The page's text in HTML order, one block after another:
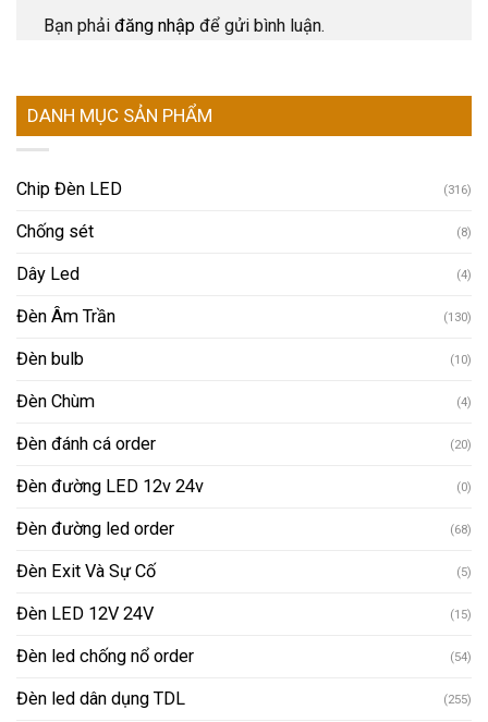
Bạn phải đăng nhập để gửi bình luận.
DANH MỤC SẢN PHẨM
Chip Đèn LED (316)
Chống sét (8)
Dây Led (4)
Đèn Âm Trần (130)
Đèn bulb (10)
Đèn Chùm (4)
Đèn đánh cá order (20)
Đèn đường LED 12v 24v (0)
Đèn đường led order (68)
Đèn Exit Và Sự Cố (5)
Đèn LED 12V 24V (15)
Đèn led chống nổ order (54)
Đèn led dân dụng TDL (255)